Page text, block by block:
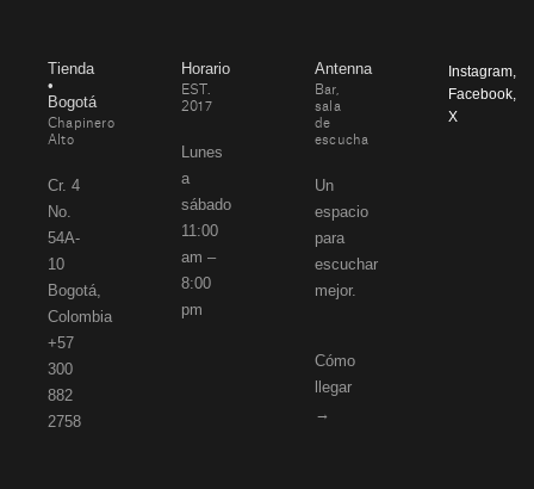
Tienda
•
Bogotá
Chapinero
Alto
Cr. 4
No.
54A-
10
Bogotá,
Colombia
+57
300
882
2758
Horario
EST.
2017
Lunes
a
sábado
11:00
am –
8:00
pm
Antenna
Bar,
sala
de
escucha
Un
espacio
para
escuchar
mejor.
Cómo
llegar
→
Instagram,
Facebook,
X